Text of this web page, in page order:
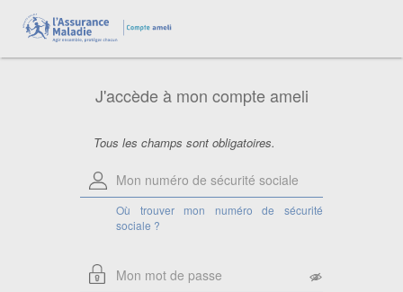
J'accède à mon compte ameli
Tous les champs sont obligatoires.
Où trouver mon numéro de sécurité
sociale ?
sociale
Saisissez votre numéro de sécurité
Attention, si vous êtes ayant droit,
saisissez le numéro de sécurité sociale
rattaché.